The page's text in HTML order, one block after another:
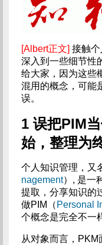
[Albert正文] 接触
深入到一些细节性
给大家，因为这些
混用的概念，可能
误。
1 误把PIM
始，整理为
个人知识管理，又
nagement）, 是一
提取，分享知识的
做PIM（ Personal
个概念是完全不
从对象而言，PKM